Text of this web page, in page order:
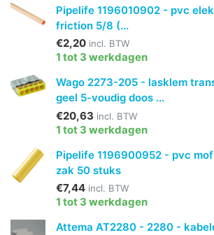
Pipelife 1196010902 - pvc
friction 5/8 (...
€2,20 incl. BTW
1 tot 3 werkdagen
Wago 2273-205 - lasklem
geel 5-voudig doos ...
€20,63 incl. BTW
1 tot 3 werkdagen
Pipelife 1196900952 - pvc
zak 50 stuks
€7,44 incl. BTW
1 tot 3 werkdagen
Attema AT2280 - 2280 -